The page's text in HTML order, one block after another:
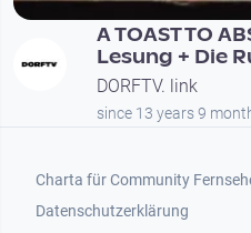
A TOAST TO
Lesung + Die
DORFTV. link
since 13 years 9
Footer 1
Charta für Community
Datenschutzerklärung